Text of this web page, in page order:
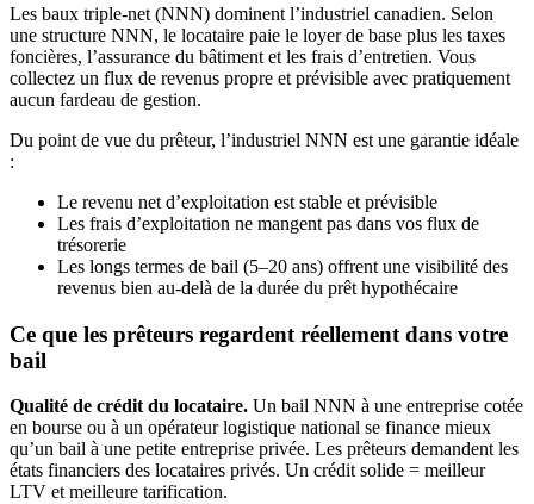
Les baux triple-net (NNN) dominent l’industriel canadien. Selon
une structure NNN, le locataire paie le loyer de base plus les taxes
foncières, l’assurance du bâtiment et les frais d’entretien. Vous
collectez un flux de revenus propre et prévisible avec pratiquement
aucun fardeau de gestion.
Du point de vue du prêteur, l’industriel NNN est une garantie idéale
:
Le revenu net d’exploitation est stable et prévisible
Les frais d’exploitation ne mangent pas dans vos flux de
trésorerie
Les longs termes de bail (5–20 ans) offrent une visibilité des
revenus bien au-delà de la durée du prêt hypothécaire
Ce que les prêteurs regardent réellement dans votre
bail
Qualité de crédit du locataire. Un bail NNN à une entreprise cotée
en bourse ou à un opérateur logistique national se finance mieux
qu’un bail à une petite entreprise privée. Les prêteurs demandent les
états financiers des locataires privés. Un crédit solide = meilleur
LTV et meilleure tarification.